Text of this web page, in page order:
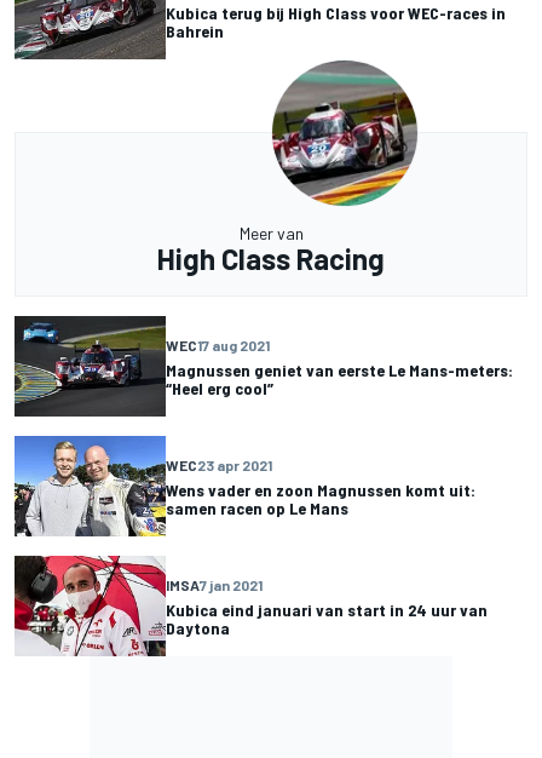
Kubica terug bij High Class voor WEC-races in
Bahrein
Meer van
High Class Racing
WEC17 aug 2021
Magnussen geniet van eerste Le Mans-meters:
“Heel erg cool”
WEC23 apr 2021
Wens vader en zoon Magnussen komt uit:
samen racen op Le Mans
IMSA7 jan 2021
Kubica eind januari van start in 24 uur van
Daytona